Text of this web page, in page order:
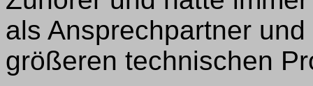
als Ansprechpartner
größeren technischen